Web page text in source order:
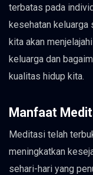
terbatas pada
kesehatan keluarga
kita akan
keluarga dan
kualitas hidup kita.
Manfaat
Meditasi telah
meningkatkan
sehari-hari yang